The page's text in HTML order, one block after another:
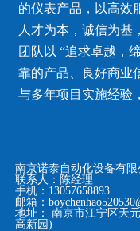
的仪表产品，以高效
人才为本，诚信为基
团队以 “追求卓越，
靠的产品、良好商业
与多年项目实施经验
南京诺泰自动化设备有限
联系人：陈经理
手机：13057658893
邮箱：
地址： 南京市江宁区天
高新园)